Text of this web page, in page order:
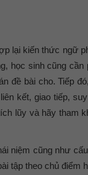
lại kiến thức ngữ
học sinh cũng
đề bài cho. Tiếp
kết, giao tiếp,
lũy và hãy tham
niệm cũng như
tập theo chủ điểm